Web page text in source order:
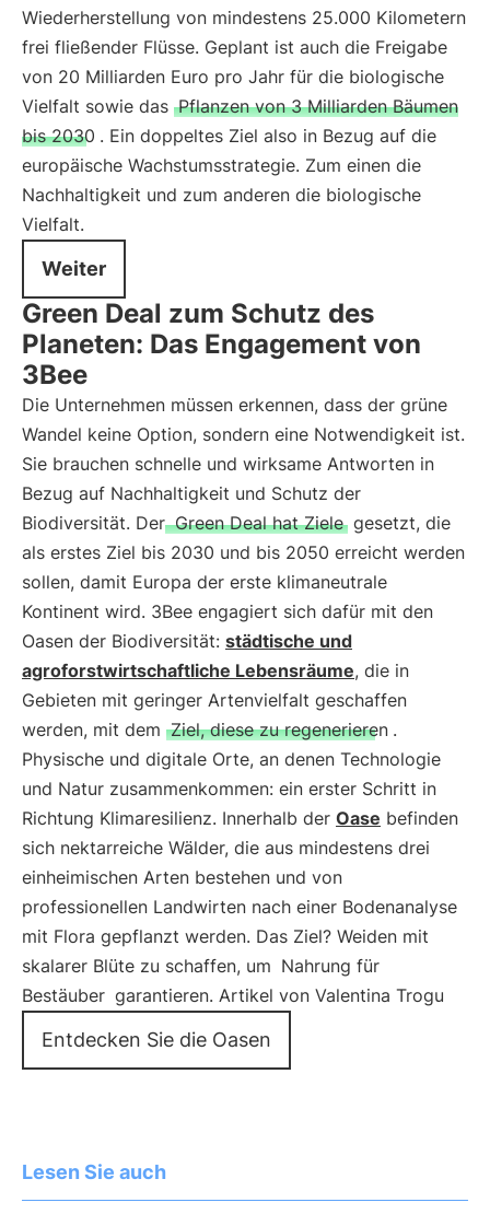
Wiederherstellung von mindestens 25.000 Kilometern
frei fließender Flüsse. Geplant ist auch die Freigabe
von 20 Milliarden Euro pro Jahr für die biologische
Vielfalt sowie das Pflanzen von 3 Milliarden Bäumen
bis 2030 . Ein doppeltes Ziel also in Bezug auf die
europäische Wachstumsstrategie. Zum einen die
Nachhaltigkeit und zum anderen die biologische
Vielfalt.
Weiter
Green Deal zum Schutz des
Planeten: Das Engagement von
3Bee
Die Unternehmen müssen erkennen, dass der grüne
Wandel keine Option, sondern eine Notwendigkeit ist.
Sie brauchen schnelle und wirksame Antworten in
Bezug auf Nachhaltigkeit und Schutz der
Biodiversität. Der Green Deal hat Ziele gesetzt, die
als erstes Ziel bis 2030 und bis 2050 erreicht werden
sollen, damit Europa der erste klimaneutrale
Kontinent wird. 3Bee engagiert sich dafür mit den
Oasen der Biodiversität: städtische und
agroforstwirtschaftliche Lebensräume, die in
Gebieten mit geringer Artenvielfalt geschaffen
werden, mit dem Ziel, diese zu regenerieren .
Physische und digitale Orte, an denen Technologie
und Natur zusammenkommen: ein erster Schritt in
Richtung Klimaresilienz. Innerhalb der Oase befinden
sich nektarreiche Wälder, die aus mindestens drei
einheimischen Arten bestehen und von
professionellen Landwirten nach einer Bodenanalyse
mit Flora gepflanzt werden. Das Ziel? Weiden mit
skalarer Blüte zu schaffen, um Nahrung für
Bestäuber garantieren. Artikel von Valentina Trogu
Entdecken Sie die Oasen
Lesen Sie auch